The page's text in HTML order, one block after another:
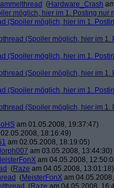
(Hardware_Crash
möglich, hier im 1. Posting nur
(Spoiler möglich, hier im 1.
(Spoiler möglich, hier im 1.
(Spoiler möglich, hier im 1.
(Spoiler möglich, hier im 1.
(Spoiler möglich, hier im 1.
(Spoiler möglich, hier im 1.
am 01.05.2008, 19:37:47)
18:16:49)
am 02.05.2008, 18:19:05)
am 03.05.2008, 13:44:30)
am 04.05.2008,
(Raze am 04.05.2008, 13:01:18)
(MeisterFonX am
(Raze am 04.05.2008,